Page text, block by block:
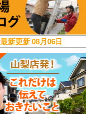
最新更新08月06日